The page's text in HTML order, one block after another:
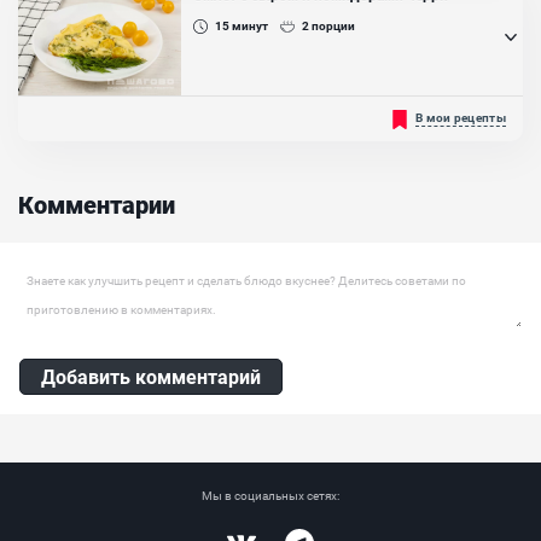
рецептом со своими друзьями!...
Ингредиенты:
Молоко сгущеное, Сливки 33%, Тёмный шоколад
15минут 2порции
Омлет — одно из самых популярных блюд, которое принято
готовить на завтрак. Его любят как взрослые, так и дети.
использовать оливковое масло, с ним блюдо станет более
ароматным и вкусным....
В мои рецепты
Комментарии
Оставить комментарий
Добавить комментарий
Мы в социальных сетях: